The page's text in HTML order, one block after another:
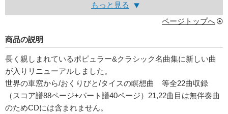
もっと見る
ページトップへ
商品の説明
長く親しまれているポピュラー&クラシック名曲集に新しい曲
が入りリニューアルしました。
世界の車窓から/おくりびと/タイスの瞑想曲 等全22曲収録
（スコア譜88ページ+パート譜40ページ）21,22曲目は無伴奏曲
のためCDには含まれません。